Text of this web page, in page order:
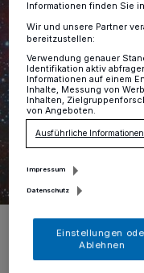
Informationen finden Sie
Wir und unsere Partner
bereitzustellen:
Verwendung genauer
Identifikation aktiv
Informationen auf einem
Inhalte, Messung von
Inhalten,
von Angeboten.
Ausführliche Informationen
Impressum
Datenschutz
Einstellungen
Ablehnen